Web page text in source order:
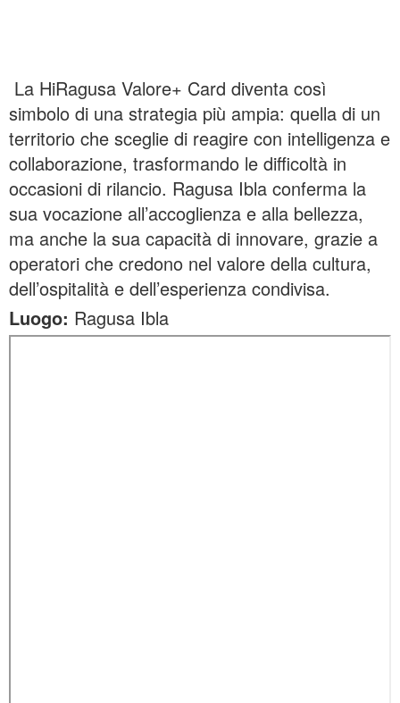
La HiRagusa Valore+ Card diventa così
simbolo di una strategia più ampia: quella di un
territorio che sceglie di reagire con intelligenza e
collaborazione, trasformando le difficoltà in
occasioni di rilancio. Ragusa Ibla conferma la
sua vocazione all’accoglienza e alla bellezza,
ma anche la sua capacità di innovare, grazie a
operatori che credono nel valore della cultura,
dell’ospitalità e dell’esperienza condivisa.
Luogo: Ragusa Ibla